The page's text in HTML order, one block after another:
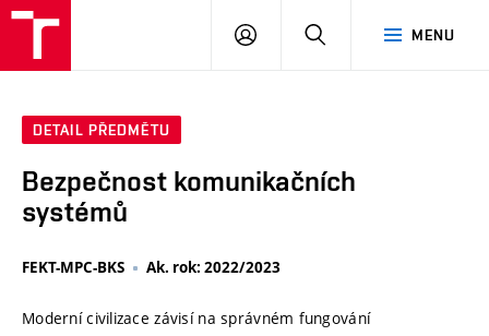
MENU
PŘIHLÁSIT
DETAIL PŘEDMĚTU
Bezpečnost komunikačních
systémů
FEKT-MPC-BKS Ak. rok: 2022/2023
Moderní civilizace závisí na správném fungování